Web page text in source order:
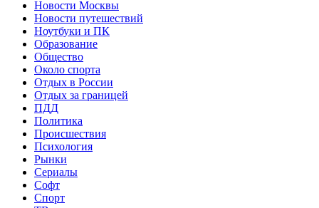
Новости Москвы
Новости путешествий
Ноутбуки и ПК
Образование
Общество
Около спорта
Отдых в России
Отдых за границей
ПДД
Политика
Происшествия
Психология
Рынки
Сериалы
Софт
Спорт